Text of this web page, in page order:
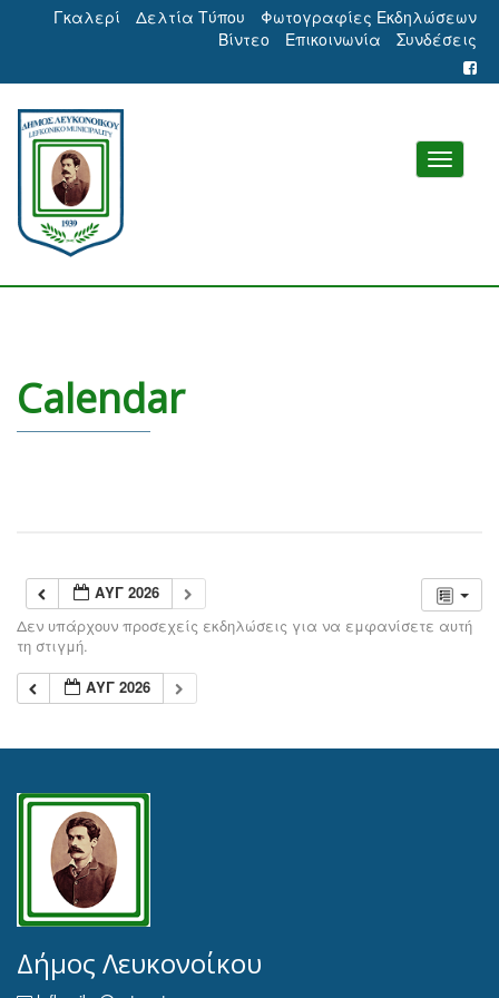
Γκαλερί Δελτία Τύπου
Φωτογραφίες Εκδηλώσεων
Βίντεο
Επικοινωνία Συνδέσεις
Calendar
ΑΥΓ 2026
Δεν υπάρχουν προσεχείς εκδηλώσεις για να εμφανίσετε αυτή
τη στιγμή.
ΑΥΓ 2026
Δήμος Λευκονοίκου